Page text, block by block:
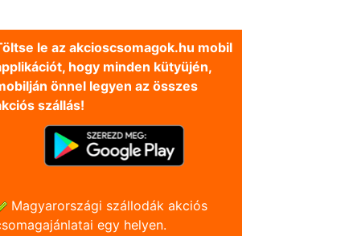
le az akcioscsomagok.hu mobil
hogy minden kütyüjén,
önnel legyen az összes
szállás!
Magyarországi szállodák akciós
egy helyen.